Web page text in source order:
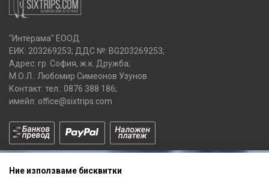
"Интерама" ЕООД
ЕИК: 203269253; ДДС №: BG203269253;
Адрес: гр. София, ж.к. Дружба;
М.О.Л.: Любомир Симеонов Узунов
Контакт: тел.: 0876 388 186;
имейл: office@sixtrips.com
Ние използваме бисквитки